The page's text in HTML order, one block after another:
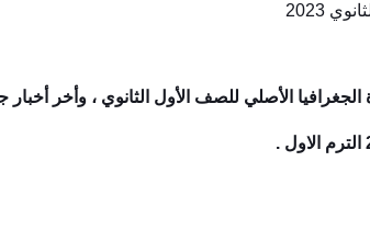
2023
الأصلي للصف الأول الثانوي ، وأخر